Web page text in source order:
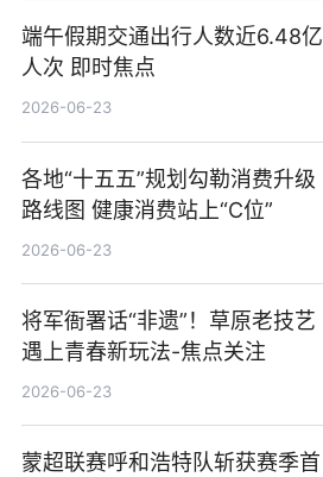
端午假期交通出行人数近6.48亿
人次 即时焦点
2026-06-23
各地“十五五”规划勾勒消费升级
路线图 健康消费站上“C位”
2026-06-23
将军衙署话“非遗”！草原老技艺
遇上青春新玩法-焦点关注
2026-06-23
蒙超联赛呼和浩特队斩获赛季首